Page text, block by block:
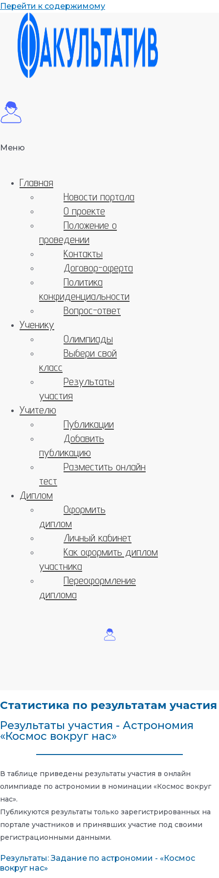
Перейти к содержимому
Меню
Главная
Новости портала
О проекте
Положение о
проведении
Контакты
Договор-оферта
Политика
конфиденциальности
Вопрос-ответ
Ученику
Олимпиады
Выбери свой
класс
Результаты
участия
Учителю
Публикации
Добавить
публикацию
Разместить онлайн
тест
Диплом
Оформить
диплом
Личный кабинет
Как оформить диплом
участника
Переоформление
диплома
Статистика по результатам участия
Результаты участия - Астрономия
«Космос вокруг нас»
В таблице приведены результаты участия в онлайн
олимпиаде по астрономии в номинации «Космос вокруг
нас».
Публикуются результаты только зарегистрированных на
портале участников и принявших участие под своими
регистрационными данными.
Результаты: Задание по астрономии - «Космос
вокруг нас»